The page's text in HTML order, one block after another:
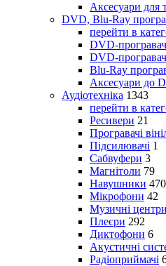
Аксесуари для
DVD, Blu-Ray
перейти в
DVD-
DVD-
Blu-Ray
Аксесуари до
Аудіотехніка 1343
перейти в
Ресивери 21
Програвачі
Підсилювачі 1
Сабвуфери 3
Магнітоли 79
Навушники 470
Мікрофони 42
Музичні центри
Плеєри 292
Диктофони 6
Акустичні
Радіоприймачі